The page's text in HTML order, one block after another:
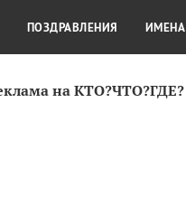
на КТО?ЧТО?ГДЕ?
КРАСОТА
ПОЗДРАВЛЕНИЯ ИМЕНА